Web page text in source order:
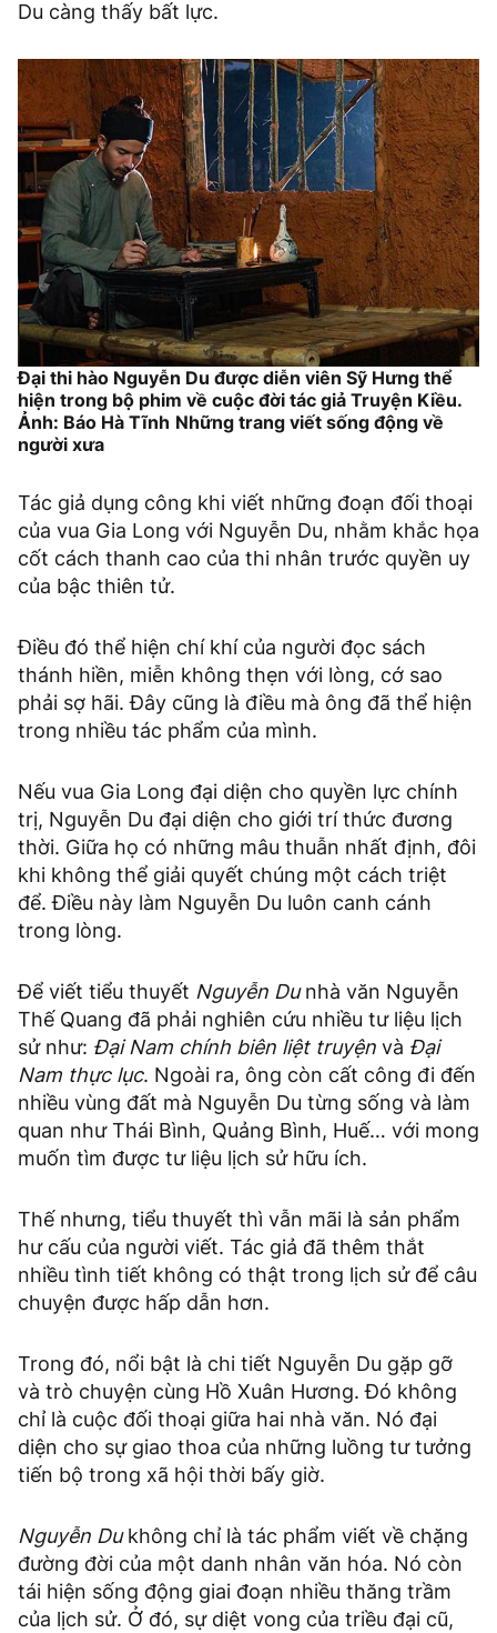
Du càng thấy bất lực.
Đại thi hào Nguyễn Du được diễn viên Sỹ Hưng thể
hiện trong bộ phim về cuộc đời tác giả Truyện Kiều.
Ảnh: Báo Hà Tĩnh Những trang viết sống động về
người xưa
Tác giả dụng công khi viết những đoạn đối thoại
của vua Gia Long với Nguyễn Du, nhằm khắc họa
cốt cách thanh cao của thi nhân trước quyền uy
của bậc thiên tử.
Điều đó thể hiện chí khí của người đọc sách
thánh hiền, miễn không thẹn với lòng, cớ sao
phải sợ hãi. Đây cũng là điều mà ông đã thể hiện
trong nhiều tác phẩm của mình.
Nếu vua Gia Long đại diện cho quyền lực chính
trị, Nguyễn Du đại diện cho giới trí thức đương
thời. Giữa họ có những mâu thuẫn nhất định, đôi
khi không thể giải quyết chúng một cách triệt
để. Điều này làm Nguyễn Du luôn canh cánh
trong lòng.
Để viết tiểu thuyết Nguyễn Dunhà văn Nguyễn
Thế Quang đã phải nghiên cứu nhiều tư liệu lịch
sử như: Đại Nam chính biên liệt truyện và Đại
Nam thực lục. Ngoài ra, ông còn cất công đi đến
nhiều vùng đất mà Nguyễn Du từng sống và làm
quan như Thái Bình, Quảng Bình, Huế… với mong
muốn tìm được tư liệu lịch sử hữu ích.
Thế nhưng, tiểu thuyết thì vẫn mãi là sản phẩm
hư cấu của người viết. Tác giả đã thêm thắt
nhiều tình tiết không có thật trong lịch sử để câu
chuyện được hấp dẫn hơn.
Trong đó, nổi bật là chi tiết Nguyễn Du gặp gỡ
và trò chuyện cùng Hồ Xuân Hương. Đó không
chỉ là cuộc đối thoại giữa hai nhà văn. Nó đại
diện cho sự giao thoa của những luồng tư tưởng
tiến bộ trong xã hội thời bấy giờ.
Nguyễn Dukhông chỉ là tác phẩm viết về chặng
đường đời của một danh nhân văn hóa. Nó còn
tái hiện sống động giai đoạn nhiều thăng trầm
của lịch sử. Ở đó, sự diệt vong của triều đại cũ,